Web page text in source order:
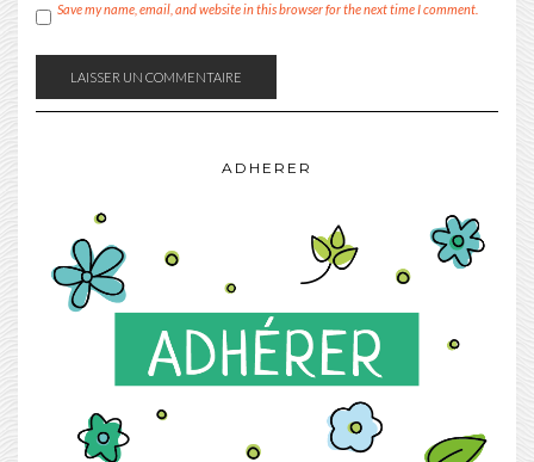
Save my name, email, and website in this browser for the next time I comment.
ADHERER